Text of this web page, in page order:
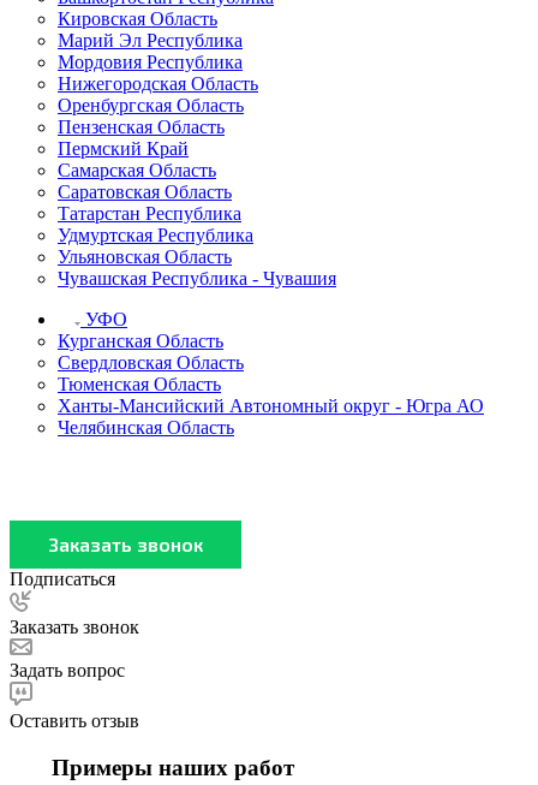
Кировская Область
Марий Эл Республика
Мордовия Республика
Нижегородская Область
Оренбургская Область
Пензенская Область
Пермский Край
Самарская Область
Саратовская Область
Татарстан Республика
Удмуртская Республика
Ульяновская Область
Чувашская Республика - Чувашия
УФО
Курганская Область
Свердловская Область
Тюменская Область
Ханты-Мансийский Автономный округ - Югра АО
Челябинская Область
Подписаться
Заказать звонок
Задать вопрос
Оставить отзыв
Примеры наших работ